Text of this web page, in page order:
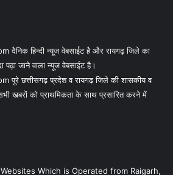
हिन्दी न्यूज वेबसाईट है और रायगढ़ जिले का
पढ़ा जाने वाला न्यूज वेबसाईट है।
छत्तीसगढ़ प्रदेश व रायगढ़ जिले की शासकीय व
खबरों को प्राथमिकता के साथ प्रसारित करने में
Which is Operated from Raigarh,